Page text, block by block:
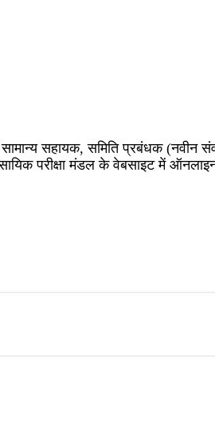
सहायक, समिति प्रबंधक (नवीन
परीक्षा मंडल के वेबसाइट में